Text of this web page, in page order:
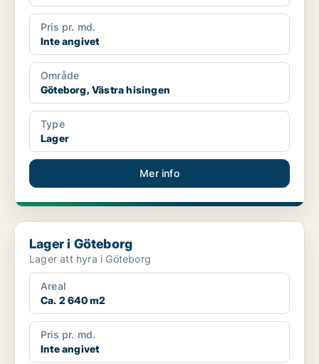
Pris pr. md.
Inte angivet
Område
Göteborg, Västra hisingen
Type
Lager
Mer info
Lager i Göteborg
Lager i Göteborg
Lager att hyra i Göteborg
Areal
Ca. 2 640 m2
Pris pr. md.
Inte angivet